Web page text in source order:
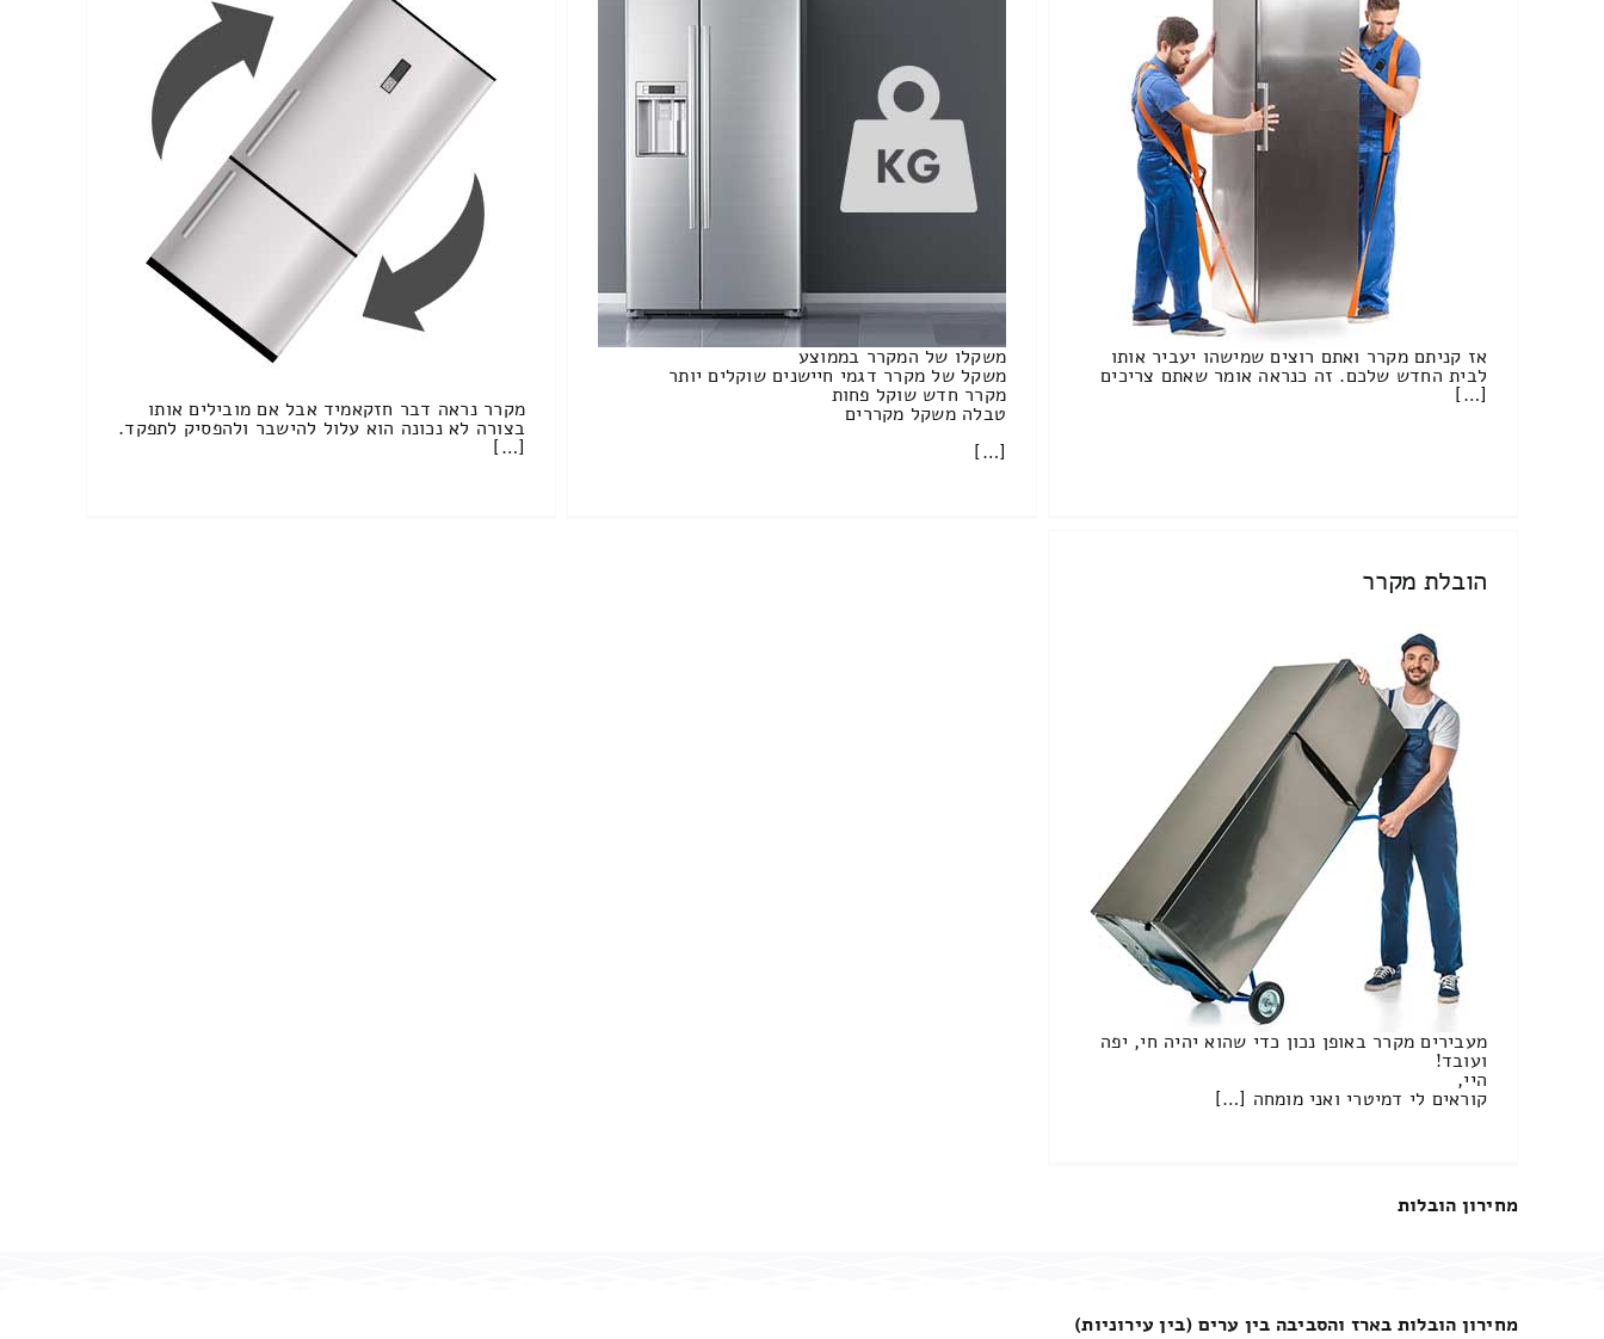
אז קניתם מקרר ואתם רוצים שמישהו יעביר אותו
לבית החדש שלכם. זה כנראה אומר שאתם צריכים
[…]
משקלו של המקרר בממוצע
משקל של מקרר דגמי חיישנים שוקלים יותר
מקרר חדש שוקל פחות
טבלה משקל מקררים
[…]
מקרר נראה דבר חזקאמיד אבל אם מובילים אותו
בצורה לא נכונה הוא עלול להישבר ולהפסיק לתפקד.
[…]
הובלת מקרר
מעבירים מקרר באופן נכון כדי שהוא יהיה חי, יפה
ועובד!
היי,
קוראים לי דמיטרי ואני מומחה […]
מחירון הובלות
מחירון הובלות בארז והסביבה בין ערים (בין עירוניות)